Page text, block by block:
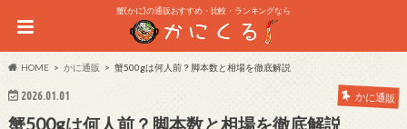
蟹(かに)の通販おすすめ・比較・ランキングなら
HOME かに通販 蟹500gは何人前？脚本数と相場を徹底解説
2026.01.01 かに通販
蟹500gは何人前？脚本数と相場を徹底解説